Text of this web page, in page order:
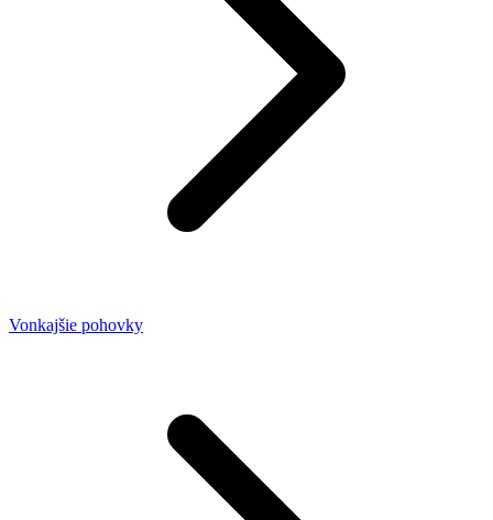
Vonkajšie pohovky